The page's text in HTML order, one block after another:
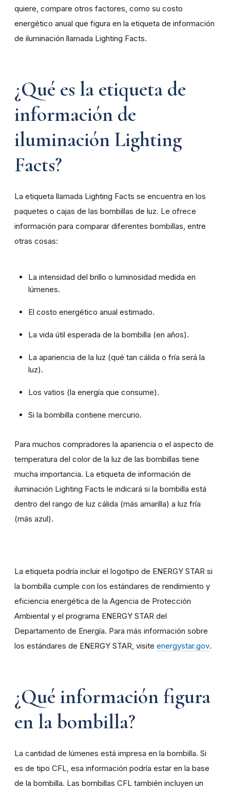
quiere, compare otros factores, como su costo
energético anual que figura en la etiqueta de información
de iluminación llamada Lighting Facts.
¿Qué es la etiqueta de
información de
iluminación Lighting
Facts?
La etiqueta llamada Lighting Facts se encuentra en los
paquetes o cajas de las bombillas de luz. Le ofrece
información para comparar diferentes bombillas, entre
otras cosas:
La intensidad del brillo o luminosidad medida en
lúmenes.
El costo energético anual estimado.
La vida útil esperada de la bombilla (en años).
La apariencia de la luz (qué tan cálida o fría será la
luz).
Los vatios (la energía que consume).
Si la bombilla contiene mercurio.
Para muchos compradores la apariencia o el aspecto de
temperatura del color de la luz de las bombillas tiene
mucha importancia. La etiqueta de información de
iluminación Lighting Facts le indicará si la bombilla está
dentro del rango de luz cálida (más amarilla) a luz fría
(más azul).
La etiqueta podría incluir el logotipo de ENERGY STAR si
la bombilla cumple con los estándares de rendimiento y
eficiencia energética de la Agencia de Protección
Ambiental y el programa ENERGY STAR del
Departamento de Energía. Para más información sobre
los estándares de ENERGY STAR, visite energystar.gov.
¿Qué información figura
en la bombilla?
La cantidad de lúmenes está impresa en la bombilla. Si
es de tipo CFL, esa información podría estar en la base
de la bombilla. Las bombillas CFL también incluyen un